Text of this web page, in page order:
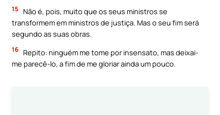
15
Não é, pois, muito que os seus ministros se
transformem em ministros de justiça. Mas o seu fim será
segundo as suas obras.
16 Repito: ninguém me tome por insensato, mas deixai-
me parecê-lo, a fim de me gloriar ainda um pouco.